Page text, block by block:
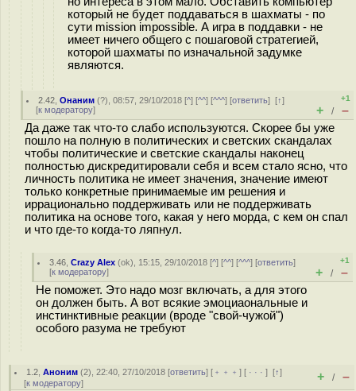
который не будет поддаваться в шахматы - по
сути mission impossible. А игра в поддавки - не
имеет ничего общего с пошаговой стратегией,
которой шахматы по изначальной задумке
являются.
2.42 ,Онаним (?), 08:57, 29/10/2018 [^] [^^] [^^^] [ответить][↑]
[к модератору]
+1
+ / –
Да даже так что-то слабо используются. Скорее бы уже
пошло на полную в политических и светских скандалах
чтобы политические и светские скандалы наконец
полностью дискредитировали себя и всем стало ясно, что
личность политика не имеет значения, значение имеют
только конкретные принимаемые им решения и
иррационально поддерживать или не поддерживать
политика на основе того, какая у него морда, с кем он спал
и что где-то когда-то ляпнул.
3.46 ,Crazy Alex (ok), 15:15, 29/10/2018 [^] [^^] [^^^] [ответить]
[к модератору]
+1
+ / –
Не поможет. Это надо мозг включать, а для этого
он должен быть. А вот всякие эмоциаональные и
инстинктивные реакции (вроде "свой-чужой")
особого разума не требуют
1.2 ,Аноним (2), 22:40, 27/10/2018 [ответить] [ ﹢﹢﹢] [ · · ·][↑]
[к модератору] + / –